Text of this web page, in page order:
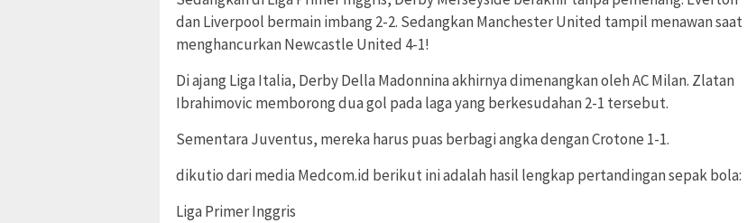
dan Liverpool bermain imbang 2-2. Sedangkan Manchester United tampil menawan saat
menghancurkan Newcastle United 4-1!
Di ajang Liga Italia, Derby Della Madonnina akhirnya dimenangkan oleh AC Milan. Zlatan
Ibrahimovic memborong dua gol pada laga yang berkesudahan 2-1 tersebut.
Sementara Juventus, mereka harus puas berbagi angka dengan Crotone 1-1.
dikutio dari media Medcom.id berikut ini adalah hasil lengkap pertandingan sepak bola:
Liga Primer Inggris